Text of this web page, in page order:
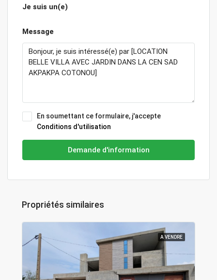
Je suis un(e)
Message
En soumettant ce formulaire, j'accepte
Conditions d'utilisation
Demande d'information
Propriétés similaires
A VENDRE